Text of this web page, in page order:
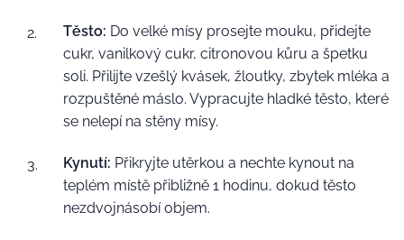
Těsto: Do velké mísy prosejte mouku, přidejte
cukr, vanilkový cukr, citronovou kůru a špetku
soli. Přilijte vzešlý kvásek, žloutky, zbytek mléka a
rozpuštěné máslo. Vypracujte hladké těsto, které
se nelepí na stěny mísy.
Kynutí: Přikryjte utěrkou a nechte kynout na
teplém místě přibližně 1 hodinu, dokud těsto
nezdvojnásobí objem.